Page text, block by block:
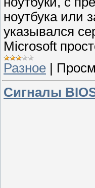
ноутбука или
указывался
Microsoft
Разное
Сигналы